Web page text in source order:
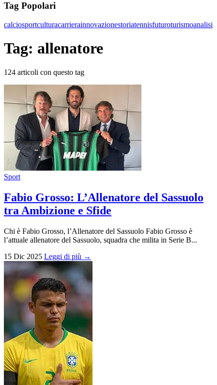
Tag Popolari
calciosportculturacarrierainnovazionestoriatennisfuturoturismoanalisi
Tag: allenatore
124 articoli con questo tag
Sport
Fabio Grosso: L’Allenatore del Sassuolo
tra Ambizione e Sfide
Chi è Fabio Grosso, l’Allenatore del Sassuolo Fabio Grosso è
l’attuale allenatore del Sassuolo, squadra che milita in Serie B...
15 Dic 2025 Leggi di più →